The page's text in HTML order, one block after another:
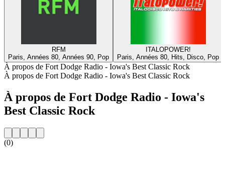
RFM
Paris, Années 80, Années 90, Pop
ITALOPOWER!
Paris, Années 80, Hits, Disco, Pop
À propos de Fort Dodge Radio - Iowa's Best Classic Rock
À propos de Fort Dodge Radio - Iowa's Best Classic Rock
À propos de Fort Dodge Radio - Iowa's
Best Classic Rock
(0)